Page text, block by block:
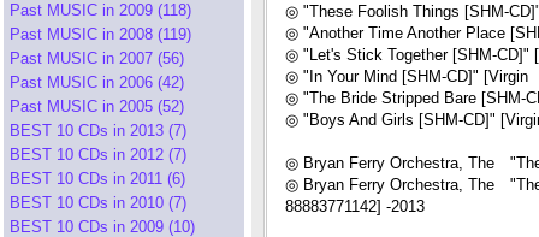
Past MUSIC in 2009 (118)
Past MUSIC in 2008 (119)
Past MUSIC in 2007 (56)
Past MUSIC in 2006 (42)
Past MUSIC in 2005 (52)
BEST 10 CDs in 2013 (7)
BEST 10 CDs in 2012 (7)
BEST 10 CDs in 2011 (6)
BEST 10 CDs in 2010 (7)
BEST 10 CDs in 2009 (10)
◎ "These Foolish Things [SHM-
◎ "Another Time Another Place
◎ "Let's Stick Together [SHM-CD]"
◎ "In Your Mind [SHM-CD]" [Virgin
◎ "The Bride Stripped Bare [SHM-
◎ "Boys And Girls [SHM-CD]"
◎ Bryan Ferry Orchestra, The
◎ Bryan Ferry Orchestra, The
88883771142] -2013